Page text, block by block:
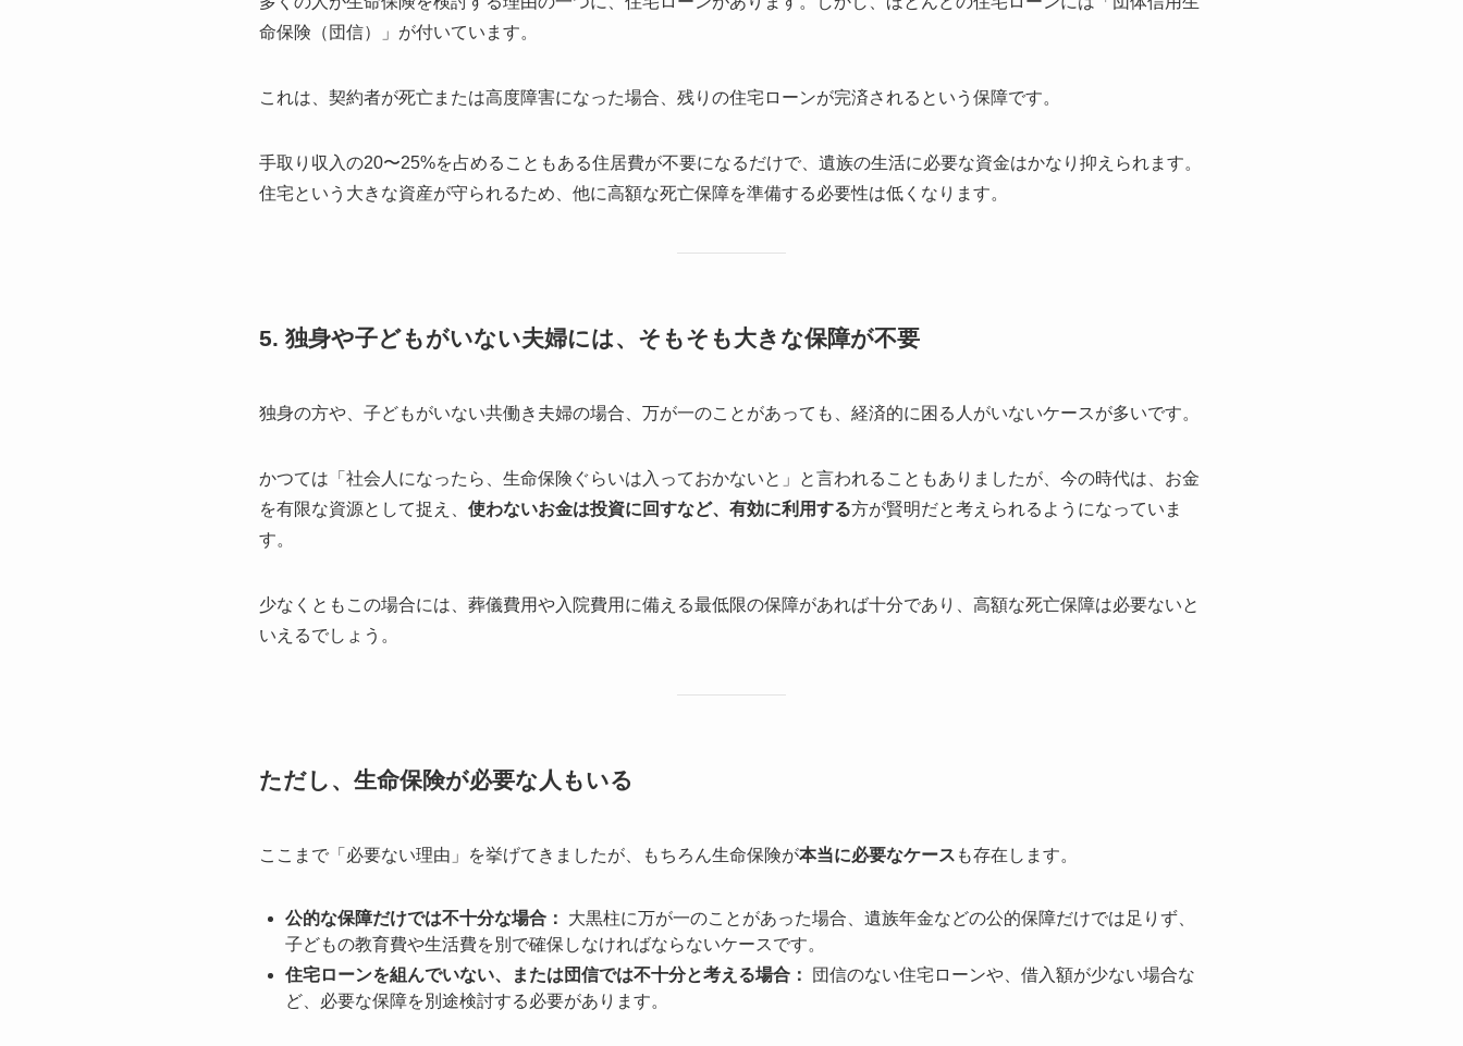
命保険（団信）」が付いています。
これは、契約者が死亡または高度障害になった場合、残りの住宅ローンが完済されるという保障です。
手取り収入の20〜25%を占めることもある住居費が不要になるだけで、遺族の生活に必要な資金はかなり抑えられます。
住宅という大きな資産が守られるため、他に高額な死亡保障を準備する必要性は低くなります。
5. 独身や子どもがいない夫婦には、そもそも大きな保障が不要
独身の方や、子どもがいない共働き夫婦の場合、万が一のことがあっても、経済的に困る人がいないケースが多いです。
かつては「社会人になったら、生命保険ぐらいは入っておかないと」と言われることもありましたが、今の時代は、お金
を有限な資源として捉え、 使わないお金は投資に回すなど、有効に利用する方が賢明だと考えられるようになっていま
す。
少なくともこの場合には、葬儀費用や入院費用に備える最低限の保障があれば十分であり、高額な死亡保障は必要ないと
いえるでしょう。
ただし、生命保険が必要な人もいる
ここまで「必要ない理由」を挙げてきましたが、もちろん生命保険が本当に必要なケース も存在します。
公的な保障だけでは不十分な場合：
大黒柱に万が一のことがあった場合、遺族年金などの公的保障だけでは足りず、
子どもの教育費や生活費を別で確保しなければならないケースです。
住宅ローンを組んでいない、または団信では不十分と考える場合：
団信のない住宅ローンや、借入額が少ない場合な
ど、必要な保障を別途検討する必要があります。